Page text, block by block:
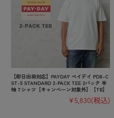
【即日出荷対応】PAYDAY ペイデイ PD8-C
ST-5 STANDARD 2-PACK TEE 2パック 半
袖 Tシャツ【キャンペーン対象外】【TB】
¥5,830(税込)